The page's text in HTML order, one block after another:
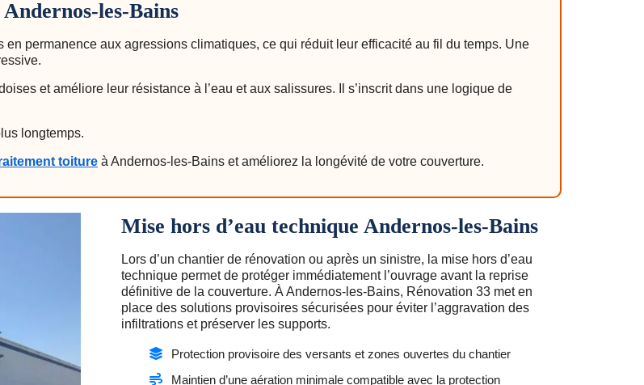
les-Bains
permanence aux agressions climatiques, ce qui réduit leur efficacité au fil du temps. Une
et améliore leur résistance à l’eau et aux salissures. Il s’inscrit dans une logique de
longtemps.
toiture à Andernos-les-Bains et améliorez la longévité de votre couverture.
Mise hors d’eau technique Andernos-les-Bains
Lors d’un chantier de rénovation ou après un sinistre, la mise hors d’eau
technique permet de protéger immédiatement l’ouvrage avant la reprise
définitive de la couverture. À Andernos-les-Bains, Rénovation 33 met en
place des solutions provisoires sécurisées pour éviter l’aggravation des
infiltrations et préserver les supports.
Protection provisoire des versants et zones ouvertes du chantier
Maintien d’une aération minimale compatible avec la protection